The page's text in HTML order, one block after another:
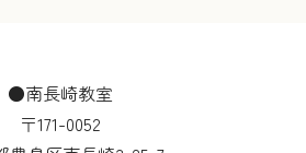
●南長崎教室
〒171-0052